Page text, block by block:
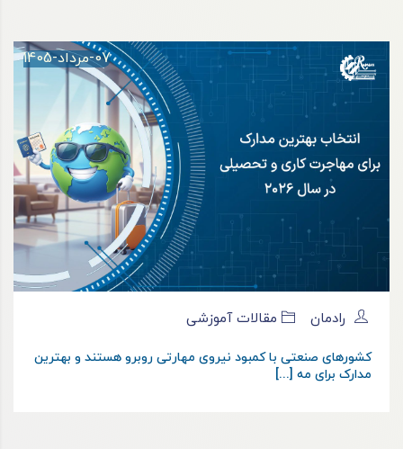
07-مرداد-1405
رادمان مقالات آموزشی
کشورهای صنعتی با کمبود نیروی مهارتی روبرو هستند و بهترین
مدارک برای مه [...]